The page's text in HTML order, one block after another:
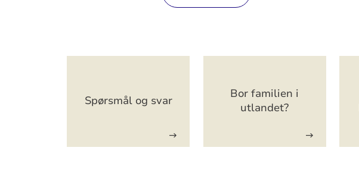
Spørsmål og svar
Bor familien i
utlandet?